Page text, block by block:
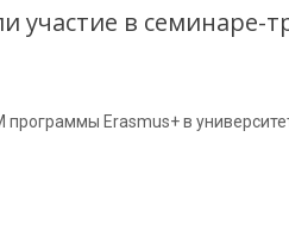
в семинаре-
программы Erasmus+ в